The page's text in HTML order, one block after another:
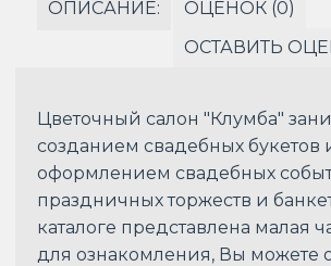
ОПИСАНИЕ:
ОЦЕНОК (0)
ОСТАВИТЬ
Цветочный салон "Клумба"
созданием свадебных букетов
оформлением свадебных
праздничных торжеств и
каталоге представлена малая
для ознакомления, Вы можете